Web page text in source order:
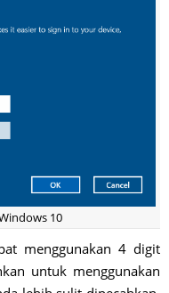
10
menggunakan 4 digit
untuk menggunakan